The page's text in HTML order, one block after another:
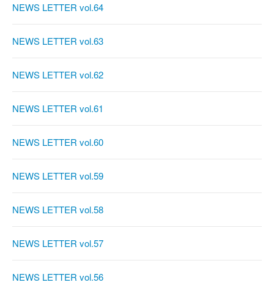
NEWS LETTER vol.64
NEWS LETTER vol.63
NEWS LETTER vol.62
NEWS LETTER vol.61
NEWS LETTER vol.60
NEWS LETTER vol.59
NEWS LETTER vol.58
NEWS LETTER vol.57
NEWS LETTER vol.56